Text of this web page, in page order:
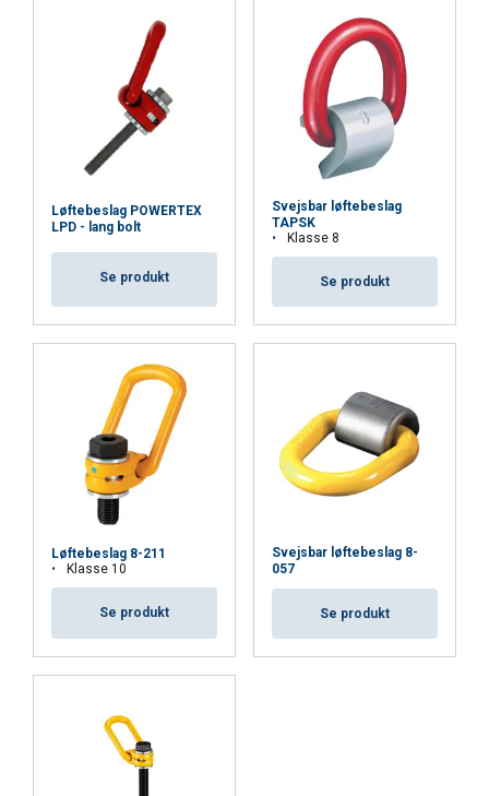
Løftebeslag POWERTEX
LPD - lang bolt
Se produkt
Svejsbar løftebeslag
TAPSK
Klasse 8
Se produkt
Løftebeslag 8-211
Klasse 10
Se produkt
Svejsbar løftebeslag 8-
057
Se produkt
Absolut
nødvendige
Målretning
Funktionalitet Uklassificerede
ACCEPTER ALLE
AFVIS ALLE
VIS DETALJER